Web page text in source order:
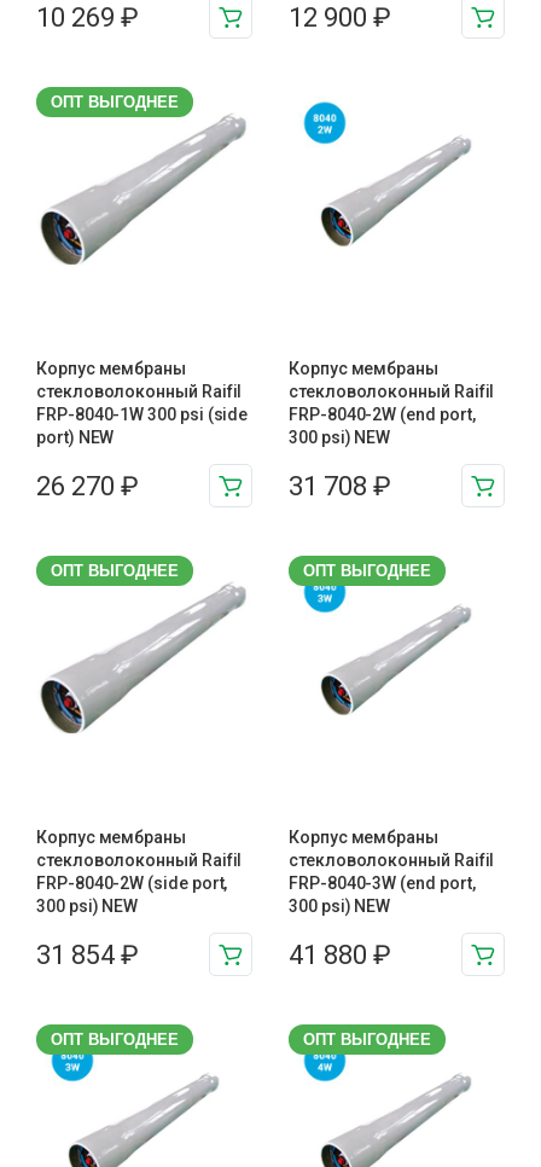
10 269 ₽ 12 900 ₽
ОПТ ВЫГОДНЕЕ
Корпус мембраны
стекловолоконный Raifil
FRP-8040-1W 300 psi (side
port) NEW
26 270 ₽
Корпус мембраны
стекловолоконный Raifil
FRP-8040-2W (end port,
300 psi) NEW
31 708 ₽
ОПТ ВЫГОДНЕЕ
Корпус мембраны
стекловолоконный Raifil
FRP-8040-2W (side port,
300 psi) NEW
31 854 ₽
ОПТ ВЫГОДНЕЕ
Корпус мембраны
стекловолоконный Raifil
FRP-8040-3W (end port,
300 psi) NEW
41 880 ₽
ОПТ ВЫГОДНЕЕ ОПТ ВЫГОДНЕЕ